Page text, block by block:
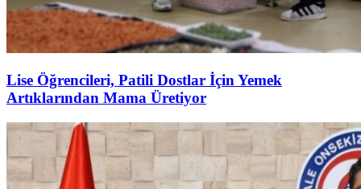
Lise Öğrencileri, Patili Dostlar İçin Yemek
Artıklarından Mama Üretiyor